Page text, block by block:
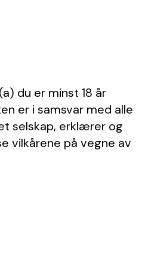
du er minst 18 år
er i samsvar med alle
selskap, erklærer og
vilkårene på vegne av